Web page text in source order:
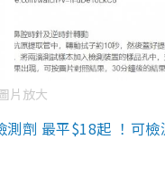
片放大
測劑 最平$18起 ！可